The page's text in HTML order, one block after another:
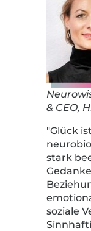
& CEO,
"Glück
stark
soziale